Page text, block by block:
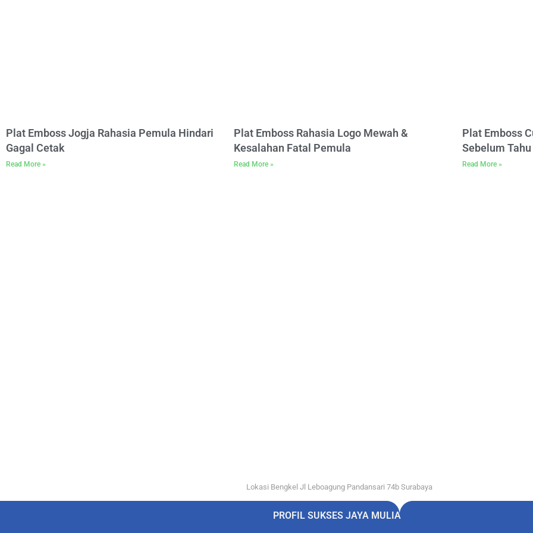
Plat Emboss Jogja Rahasia Pemula Hindari
Gagal Cetak
Read More »
Plat Emboss Rahasia Logo Mewah &
Kesalahan Fatal Pemula
Read More »
Plat Emboss
Sebelum
Read More »
Lokasi Bengkel Jl Leboagung Pandansari 74b Surabaya
PROFIL SUKSES JAYA MULIA